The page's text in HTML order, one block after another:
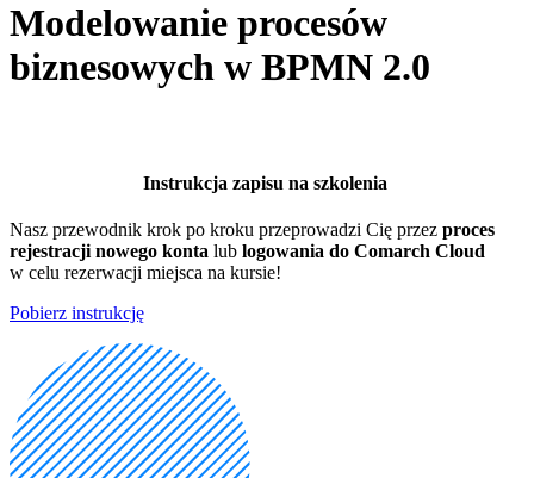
Modelowanie procesów
biznesowych w BPMN 2.0
Instrukcja zapisu na szkolenia
Nasz przewodnik krok po kroku przeprowadzi Cię przez proces
rejestracji nowego konta lub logowania do Comarch Cloud
w celu rezerwacji miejsca na kursie!
Pobierz instrukcję